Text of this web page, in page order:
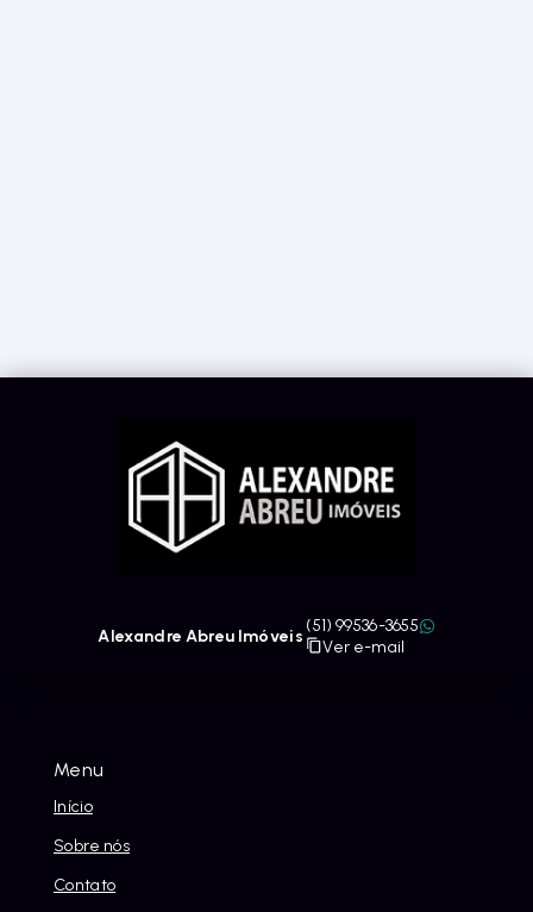
Menu
Início
Sobre nós
Contato
Alexandre Abreu Imóveis
(51) 99536-3655
Ver e-mail